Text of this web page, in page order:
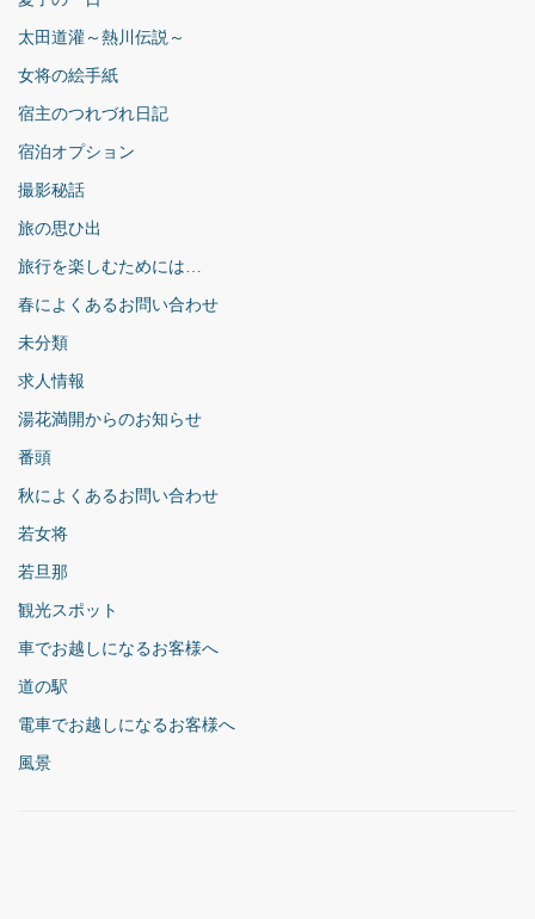
太田道灌～熱川伝説～
女将の絵手紙
宿主のつれづれ日記
宿泊オプション
撮影秘話
旅の思ひ出
旅行を楽しむためには…
春によくあるお問い合わせ
未分類
求人情報
湯花満開からのお知らせ
番頭
秋によくあるお問い合わせ
若女将
若旦那
観光スポット
車でお越しになるお客様へ
道の駅
電車でお越しになるお客様へ
風景